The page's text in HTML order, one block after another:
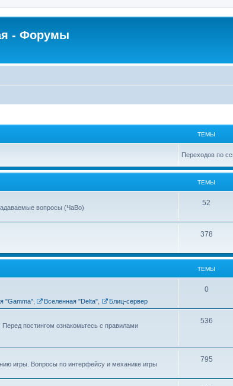
- Форумы
ТЕМЫ
Переходов по
ТЕМЫ
вопросы (ЧаВо)
52
378
ТЕМЫ
"Gamma", Вселенная "Delta" Блиц-сервер
0
постингом ознакомьтесь с правилами
536
игры. Вопросы по интерфейсу и механике игры
795